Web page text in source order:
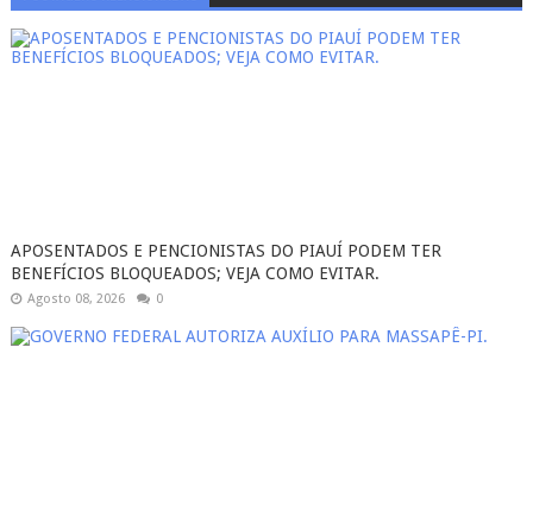
APOSENTADOS E PENCIONISTAS DO PIAUÍ PODEM TER
BENEFÍCIOS BLOQUEADOS; VEJA COMO EVITAR.
Agosto 08, 2026 0